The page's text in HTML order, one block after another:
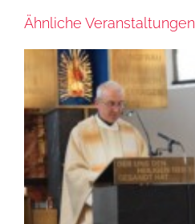
Ähnliche Veranstaltungen